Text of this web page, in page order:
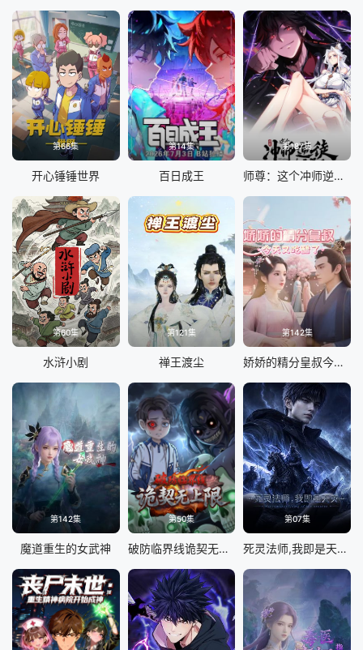
第66集
开心锤锤世界
第14集
百日成王
第187集
师尊：这个冲师逆徒才不是圣子 动态漫画
第60集
水浒小剧
第121集
禅王渡尘
第142集
娇娇的精分皇叔今天又吃醋了
第142集
魔道重生的女武神
第50集
破防临界线诡契无上限
第07集
死灵法师,我即是天灾(2026)